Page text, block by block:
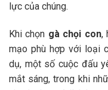
lực của chúng.
Khi chọn gà chọi con,
mạo phù hợp với loại
dụ, một số cuộc đấu
mắt sáng, trong khi